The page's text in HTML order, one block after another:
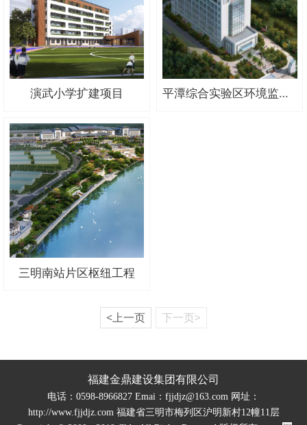
演武小学扩建项目 平潭综合实验区环境监测站站房建设项目
三明南站片区枢纽工程
<上一页 下一页>
福建金鼎建设集团有限公司
电话：0598-8966827 Emai：fjjdjz@163.com 网址：
http://www.fjjdjz.com 福建省三明市梅列区沪明新村12幢11层